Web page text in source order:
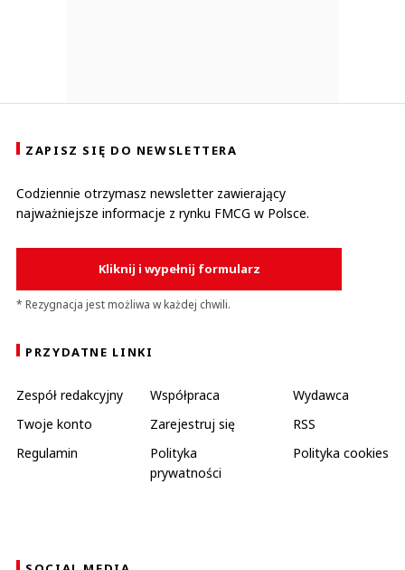
ZAPISZ SIĘ DO NEWSLETTERA
Codziennie otrzymasz newsletter zawierający
najważniejsze informacje z rynku FMCG w Polsce.
Kliknij i wypełnij formularz
* Rezygnacja jest możliwa w każdej chwili.
PRZYDATNE LINKI
Zespół redakcyjny Współpraca
Wydawca
Twoje konto
Zarejestruj się
RSS
Regulamin
Polityka
prywatności
Polityka cookies